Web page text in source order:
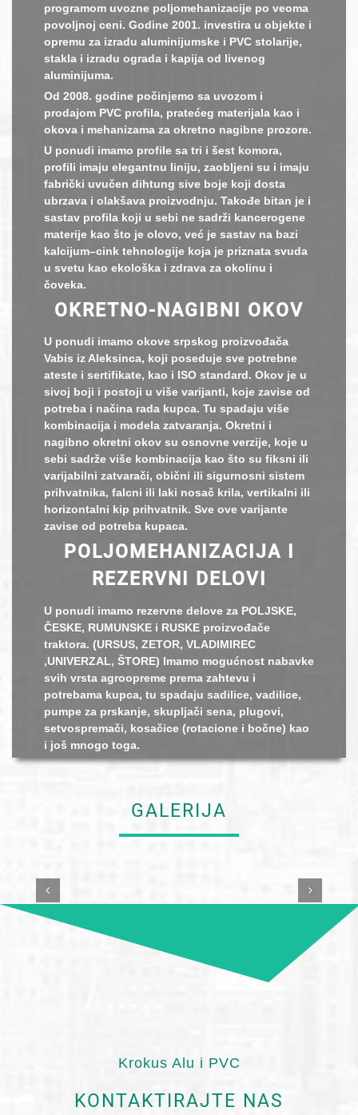
programom uvozne poljomehanizacije po veoma
povoljnoj ceni. Godine 2001. investira u objekte i
opremu za izradu aluminijumske i PVC stolarije,
stakla i izradu ograda i kapija od livenog
aluminijuma.
Od 2008. godine počinjemo sa uvozom i
prodajom PVC profila, pratećeg materijala kao i
okova i mehanizama za okretno nagibne prozore.
U ponudi imamo profile sa tri i šest komora,
profili imaju elegantnu liniju, zaobljeni su i imaju
fabrički uvučen dihtung sive boje koji dosta
ubrzava i olakšava proizvodnju. Takođe bitan je i
sastav profila koji u sebi ne sadrži kancerogene
materije kao što je olovo, već je sastav na bazi
kalcijum–cink tehnologije koja je priznata svuda
u svetu kao ekološka i zdrava za okolinu i
čoveka.
OKRETNO-NAGIBNI OKOV
U ponudi imamo okove srpskog proizvođača
Vabis iz Aleksinca, koji poseduje sve potrebne
ateste i sertifikate, kao i ISO standard. Okov je u
sivoj boji i postoji u više varijanti, koje zavise od
potreba i načina rada kupca. Tu spadaju više
kombinacija i modela zatvaranja. Okretni i
nagibno okretni okov su osnovne verzije, koje u
sebi sadrže više kombinacija kao što su fiksni ili
varijabilni zatvarači, obični ili sigurnosni sistem
prihvatnika, falcni ili laki nosač krila, vertikalni ili
horizontalni kip prihvatnik. Sve ove varijante
zavise od potreba kupaca.
POLJOMEHANIZACIJA I
REZERVNI DELOVI
U ponudi imamo rezervne delove za POLJSKE,
ČESKE, RUMUNSKE i RUSKE proizvođače
traktora. (URSUS, ZETOR, VLADIMIREC
,UNIVERZAL, ŠTORE) Imamo mogućnost nabavke
svih vrsta agroopreme prema zahtevu i
potrebama kupca, tu spadaju sadilice, vadilice,
pumpe za prskanje, skupljači sena, plugovi,
setvospremači, kosačice (rotacione i bočne) kao
i još mnogo toga.
GALERIJA
Krokus Alu i PVC
KONTAKTIRAJTE NAS